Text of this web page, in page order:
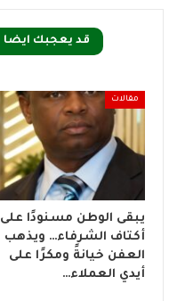
قد يعجبك ايضا
مقالات
يبقى الوطن مسنودًا على
أكتاف الشرفاء… ويذهب
العفن خيانةً ومكرًا على
أيدي العملاء…